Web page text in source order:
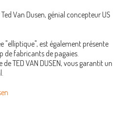
Van Dusen, génial concepteur US
"elliptique", est également présente
de fabricants de pagaies.
TED VAN DUSEN, vous garantit un